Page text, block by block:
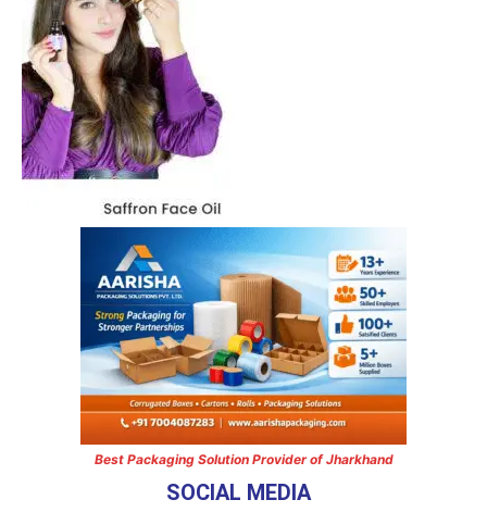
Best Packaging Solution Provider of Jharkhand
SOCIAL MEDIA